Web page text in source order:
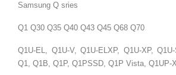
Samsung Q sries
Q1 Q30 Q35 Q40 Q43 Q45 Q68 Q70
Q1U-EL, Q1U-V, Q1U-ELXP, Q1U-XP,
Q1, Q1B, Q1P, Q1PSSD, Q1P Vista, Q1UP-